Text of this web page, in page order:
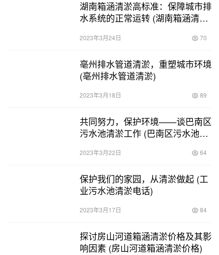
湖南箱涵清淤高标准：保障城市排
水系统的正常运转 (湖南箱涵清淤
2023年3月24日 70
亳州排水管道清淤，重塑城市环境
(亳州排水管道清淤)
2023年3月18日 89
共同努力，保护环境——谈巴南区
污水池清淤工作 (巴南区污水池清
2023年3月22日 64
保护我们的家园，从清淤做起 (工
业污水池清淤电话)
2023年3月17日 84
探讨房山河道箱涵清淤价格及其影
响因素 (房山河道箱涵清淤价格)